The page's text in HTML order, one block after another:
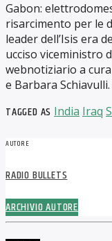
Gabon:
risarcimento per le
leader dell’Isis era
ucciso viceministro
webnotiziario a
e Barbara
TAGGED AS India Iraq
AUTORE
RADIO BULLETS
ARCHIVIO AUTORE